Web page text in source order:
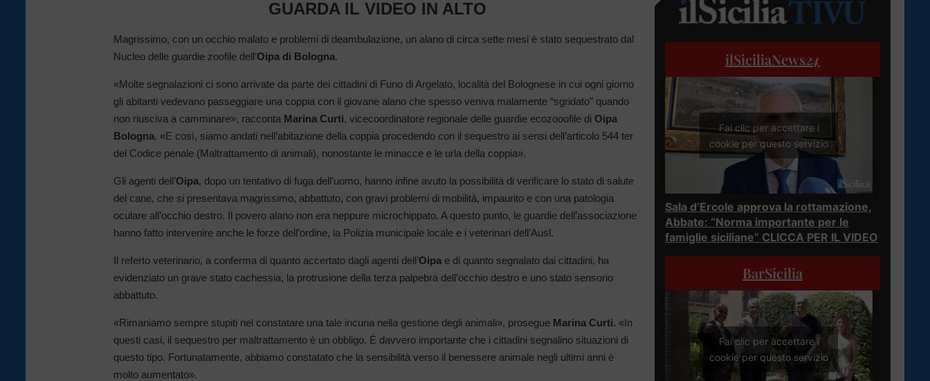
GUARDA IL VIDEO IN ALTO
Magrissimo, con un occhio malato e problemi di deambulazione, un alano di circa sette mesi è stato sequestrato dal
Nucleo delle guardie zoofile dell’Oipa di Bologna.
«Molte segnalazioni ci sono arrivate da parte dei cittadini di Funo di Argelato, località del Bolognese in cui ogni giorno
gli abitanti vedevano passeggiare una coppia con il giovane alano che spesso veniva malamente “sgridato” quando
non riusciva a camminare», racconta Marina Curti, vicecoordinatore regionale delle guardie ecozooofile di Oipa
Bologna. «E così, siamo andati nell’abitazione della coppia procedendo con il sequestro ai sensi dell’articolo 544 ter
del Codice penale (Maltrattamento di animali), nonostante le minacce e le urla della coppia».
Gli agenti dell’Oipa, dopo un tentativo di fuga dell’uomo, hanno infine avuto la possibilità di verificare lo stato di salute
del cane, che si presentava magrissimo, abbattuto, con gravi problemi di mobilità, impaurito e con una patologia
oculare all’occhio destro. Il povero alano non era neppure microchippato. A questo punto, le guardie dell’associazione
hanno fatto intervenire anche le forze dell’ordine, la Polizia municipale locale e i veterinari dell’Ausl.
Il referto veterinario, a conferma di quanto accertato dagli agenti dell’Oipa e di quanto segnalato dai cittadini, ha
evidenziato un grave stato cachessia, la protrusione della terza palpebra dell’occhio destro e uno stato sensorio
abbattuto.
«Rimaniamo sempre stupiti nel constatare una tale incuria nella gestione degli animali», prosegue Marina Curti. «In
questi casi, il sequestro per maltrattamento è un obbligo. È davvero importante che i cittadini segnalino situazioni di
questo tipo. Fortunatamente, abbiamo constatato che la sensibilità verso il benessere animale negli ultimi anni è
molto aumentato».
ilSiciliaNews24
Fai clic per accettare i
cookie per questo servizio
Sala d’Ercole approva la rottamazione,
Abbate: “Norma importante per le
famiglie siciliane” CLICCA PER IL VIDEO
BarSicilia
Fai clic per accettare i
cookie per questo servizio